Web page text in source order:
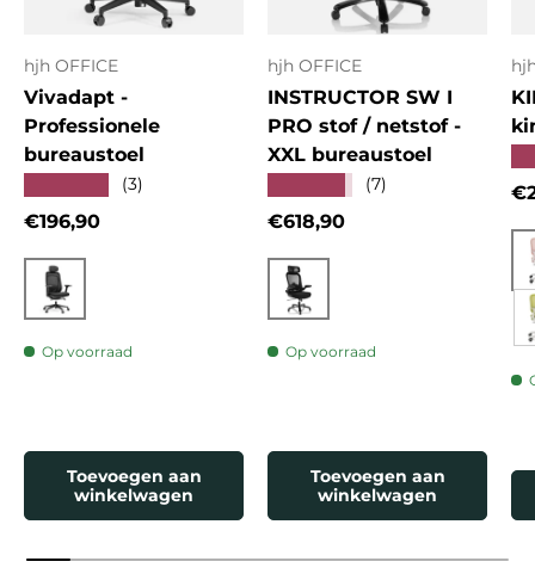
hjh OFFICE
Vivadapt -
Professionele
bureaustoel
(3)
Reguliere prijs
€196,90
Zwart
Op voorraad
Toevoegen aan
winkelwagen
hjh OFFICE
INSTRUCTOR SW I
PRO stof / netstof -
XXL bureaustoel
(7)
Reguliere prijs
€618,90
Zwart
Op voorraad
Toevoegen aan
winkelwagen